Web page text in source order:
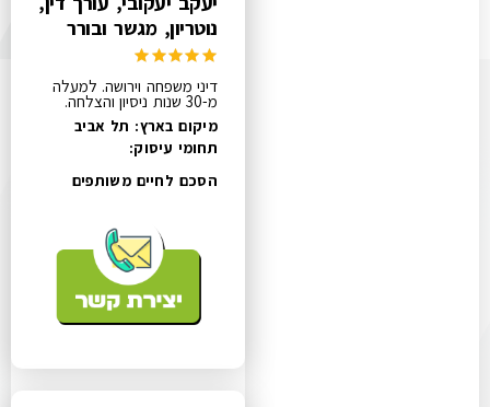
נוטריון, מגשר ובורר
דיני משפחה וירושה. למעלה
מ-30 שנות ניסיון והצלחה.
מיקום בארץ: תל אביב
תחומי עיסוק:
הסכם לחיים משותפים